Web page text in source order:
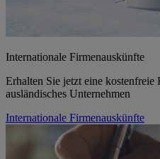
Internationale Firmenauskünfte
Erhalten Sie jetzt eine kostenfreie
ausländisches Unternehmen
Internationale Firmenauskünfte